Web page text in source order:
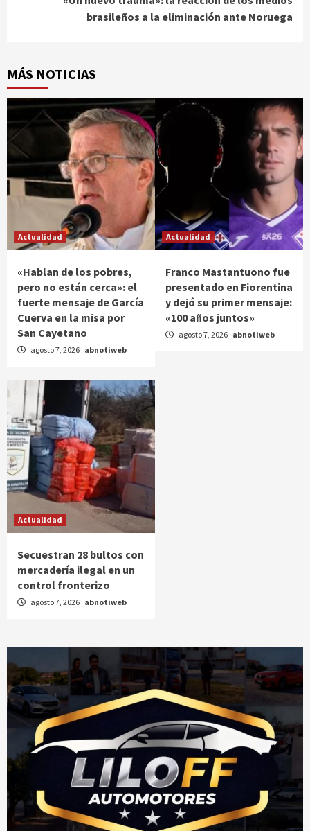
brasileños a la eliminación ante Noruega
MÁS NOTICIAS
Actualidad
«Hablan de los pobres,
pero no están cerca»: el
fuerte mensaje de García
Cuerva en la misa por
San Cayetano
agosto 7, 2026 abnotiweb
Actualidad
Franco Mastantuono fue
presentado en Fiorentina
y dejó su primer mensaje:
«100 años juntos»
agosto 7, 2026 abnotiweb
Actualidad
Secuestran 28 bultos con
mercadería ilegal en un
control fronterizo
agosto 7, 2026 abnotiweb